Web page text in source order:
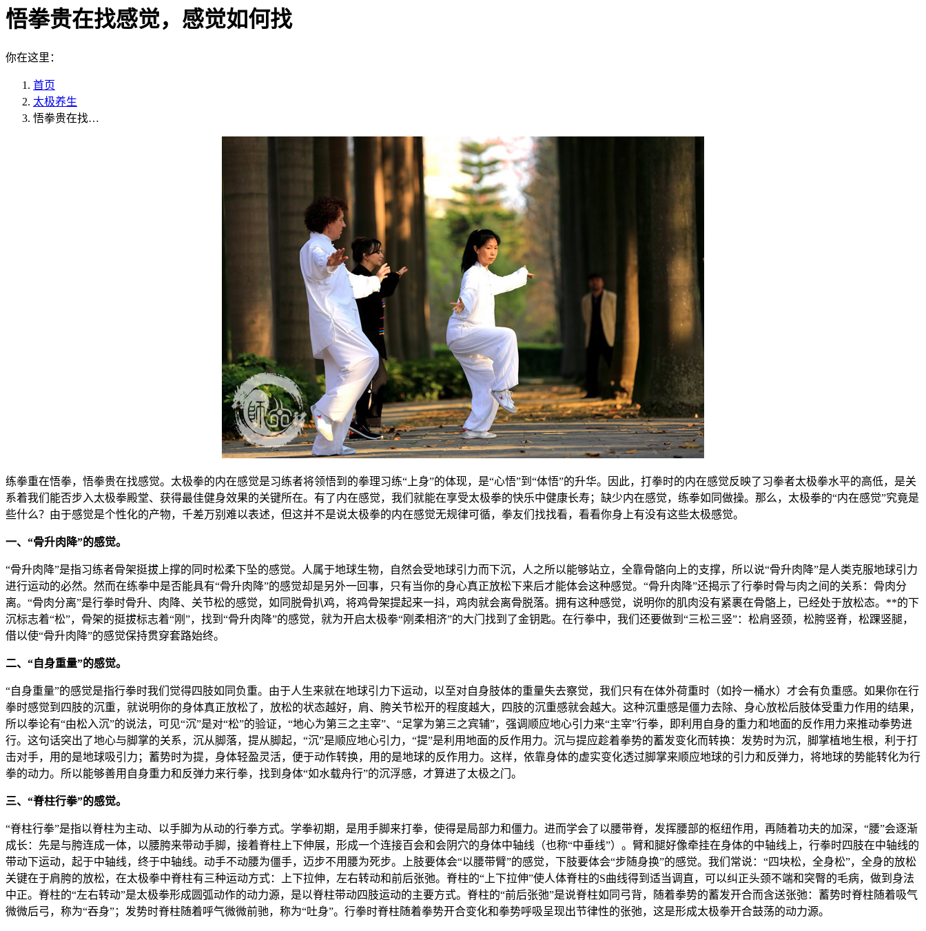
悟拳贵在找感觉，感觉如何找
你在这里：
首页
太极养生
悟拳贵在找…
练拳重在悟拳，悟拳贵在找感觉。太极拳的内在感觉是习练者将领悟到的拳理习练“上身”的体现，是“心悟”到“体悟”的升华。因此，打拳时的内在感觉反映了习拳者太极拳水平的高低，是关
系着我们能否步入太极拳殿堂、获得最佳健身效果的关键所在。有了内在感觉，我们就能在享受太极拳的快乐中健康长寿；缺少内在感觉，练拳如同做操。那么，太极拳的“内在感觉”究竟是
些什么？由于感觉是个性化的产物，千差万别难以表述，但这并不是说太极拳的内在感觉无规律可循，拳友们找找看，看看你身上有没有这些太极感觉。
一、“骨升肉降”的感觉。
“骨升肉降”是指习练者骨架挺拔上撑的同时松柔下坠的感觉。人属于地球生物，自然会受地球引力而下沉，人之所以能够站立，全靠骨骼向上的支撑，所以说“骨升肉降”是人类克服地球引力
进行运动的必然。然而在练拳中是否能具有“骨升肉降”的感觉却是另外一回事，只有当你的身心真正放松下来后才能体会这种感觉。“骨升肉降”还揭示了行拳时骨与肉之间的关系：骨肉分
离。“骨肉分离”是行拳时骨升、肉降、关节松的感觉，如同脱骨扒鸡，将鸡骨架提起来一抖，鸡肉就会离骨脱落。拥有这种感觉，说明你的肌肉没有紧裹在骨骼上，已经处于放松态。**的下
沉标志着“松”，骨架的挺拔标志着“刚”，找到“骨升肉降”的感觉，就为开启太极拳“刚柔相济”的大门找到了金钥匙。在行拳中，我们还要做到“三松三竖”：松肩竖颈，松胯竖脊，松踝竖腿，
借以使“骨升肉降”的感觉保持贯穿套路始终。
二、“自身重量”的感觉。
“自身重量”的感觉是指行拳时我们觉得四肢如同负重。由于人生来就在地球引力下运动，以至对自身肢体的重量失去察觉，我们只有在体外荷重时（如拎一桶水）才会有负重感。如果你在行
拳时感觉到四肢的沉重，就说明你的身体真正放松了，放松的状态越好，肩、胯关节松开的程度越大，四肢的沉重感就会越大。这种沉重感是僵力去除、身心放松后肢体受重力作用的结果，
所以拳论有“由松入沉”的说法，可见“沉”是对“松”的验证，“地心为第三之主宰”、“足掌为第三之宾辅”，强调顺应地心引力来“主宰”行拳，即利用自身的重力和地面的反作用力来推动拳势进
行。这句话突出了地心与脚掌的关系，沉从脚落，提从脚起，“沉”是顺应地心引力，“提”是利用地面的反作用力。沉与提应趁着拳势的蓄发变化而转换：发势时为沉，脚掌植地生根，利于打
击对手，用的是地球吸引力；蓄势时为提，身体轻盈灵活，便于动作转换，用的是地球的反作用力。这样，依靠身体的虚实变化透过脚掌来顺应地球的引力和反弹力，将地球的势能转化为行
拳的动力。所以能够善用自身重力和反弹力来行拳，找到身体“如水载舟行”的沉浮感，才算进了太极之门。
三、“脊柱行拳”的感觉。
“脊柱行拳”是指以脊柱为主动、以手脚为从动的行拳方式。学拳初期，是用手脚来打拳，使得是局部力和僵力。进而学会了以腰带脊，发挥腰部的枢纽作用，再随着功夫的加深，“腰”会逐渐
成长：先是与胯连成一体，以腰胯来带动手脚，接着脊柱上下伸展，形成一个连接百会和会阴穴的身体中轴线（也称“中垂线”）。臂和腿好像牵挂在身体的中轴线上，行拳时四肢在中轴线的
带动下运动，起于中轴线，终于中轴线。动手不动腰为僵手，迈步不用腰为死步。上肢要体会“以腰带臂”的感觉，下肢要体会“步随身换”的感觉。我们常说：“四块松，全身松”，全身的放松
关键在于肩胯的放松，在太极拳中脊柱有三种运动方式：上下拉伸，左右转动和前后张弛。脊柱的“上下拉伸”使人体脊柱的S曲线得到适当调直，可以纠正头颈不端和突臀的毛病，做到身法
中正。脊柱的“左右转动”是太极拳形成圆弧动作的动力源，是以脊柱带动四肢运动的主要方式。脊柱的“前后张弛”是说脊柱如同弓背，随着拳势的蓄发开合而含送张弛：蓄势时脊柱随着吸气
微微后弓，称为“吞身”；发势时脊柱随着呼气微微前驰，称为“吐身”。行拳时脊柱随着拳势开合变化和拳势呼吸呈现出节律性的张弛，这是形成太极拳开合鼓荡的动力源。